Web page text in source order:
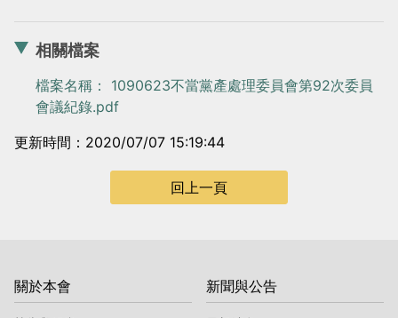
相關檔案
檔案名稱： 1090623不當黨產處理委員會第92次委員
會議紀錄.pdf
更新時間：2020/07/07 15:19:44
回上一頁
關於本會 新聞與公告